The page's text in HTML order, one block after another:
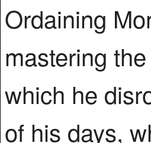
Ordaining
mastering
which he
of his days,